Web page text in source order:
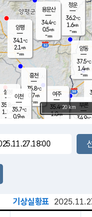
부론
34.9℃
청운
36.2℃
1.6m/s
-mm
여주
35.4℃
1.0m/s
양동
37.5℃
1.4m/s
-mm
장호원
흥천
35.8℃
0.7m/s
-mm
설봉
35.8
1.1 m/s
- mm
용문산
34.4℃
0.5m/s
-mm
이천
35.7℃
0.9m/s
양평
34.1℃
2.1 m/s
-mm
20 km
기상실황표